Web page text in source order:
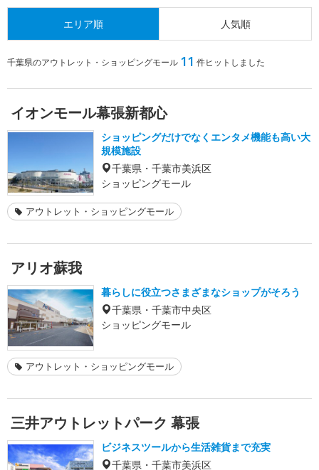
エリア順 人気順
千葉県のアウトレット・ショッピングモール 11 件ヒットしました
イオンモール幕張新都心
ショッピングだけでなくエンタメ機能も高い大
規模施設
千葉県・千葉市美浜区
ショッピングモール
アウトレット・ショッピングモール
アリオ蘇我
暮らしに役立つさまざまなショップがそろう
千葉県・千葉市中央区
ショッピングモール
アウトレット・ショッピングモール
三井アウトレットパーク 幕張
ビジネスツールから生活雑貨まで充実
千葉県・千葉市美浜区